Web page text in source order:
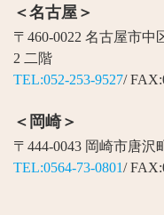
＜名古屋＞
〒460-0022 名古屋市
2 二階
TEL:052-253-9527/
＜岡崎＞
〒444-0043 岡崎市唐沢
TEL:0564-73-0801/